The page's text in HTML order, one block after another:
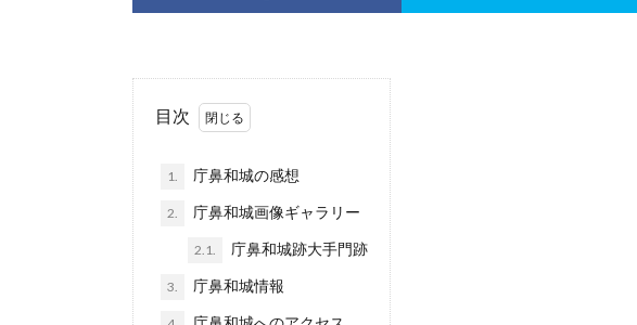
目次
1. 庁鼻和城の感想
2. 庁鼻和城画像ギャラリー
2.1. 庁鼻和城跡大手門跡
3. 庁鼻和城情報